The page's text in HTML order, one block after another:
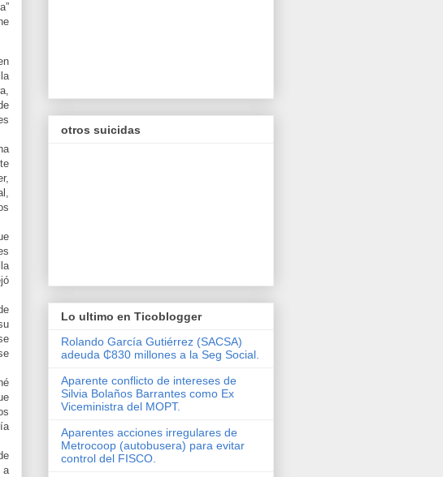
a
otros suicidas
Lo ultimo en Ticoblogger
Rolando García Gutiérrez (SACSA)
adeuda ₵830 millones a la Seg Social.
Aparente conflicto de intereses de
Silvia Bolaños Barrantes como Ex
Viceministra del MOPT.
Aparentes acciones irregulares de
Metrocoop (autobusera) para evitar
control del FISCO.